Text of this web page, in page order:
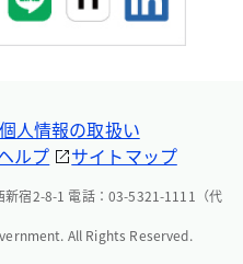
個人情報の取扱い
ルプ サイトマップ
宿2-8-1 電話：03-5321-1111（代
All Rights Reserved.